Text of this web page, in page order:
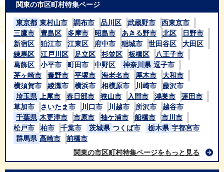
関東の市区町村特集ページ
東京都 東村山市 調布市 品川区 武蔵野市
西東京市
三鷹市
豊島区 多摩市 昭島市 あきる野市 北区
日野市
新宿区
狛江市 江東区 府中市 稲城市 世田谷区
大田区
練馬区
江戸川区 足立区 杉並区 板橋区
八王子市
葛飾区
小平市 町田市 中野区 神奈川県 逗子市
茅ヶ崎市
秦野市 平塚市 海老名市 厚木市
大和市
横須賀市
綾瀬市 横浜市 相模原市 川崎市
藤沢市
埼玉県
上尾市 春日部市 狭山市 入間市 鴻巣市
蓮田市
草加市
さいたま市 川口市 川越市 所沢市
越谷市
千葉県 木更津市 市原市 袖ケ浦市 船橋市
市川市
松戸市
柏市 千葉市 茨城県 つくば市 栃木県 宇都宮市
群馬県 高崎市
前橋市
関東の市区町村特集ページをもっと見る